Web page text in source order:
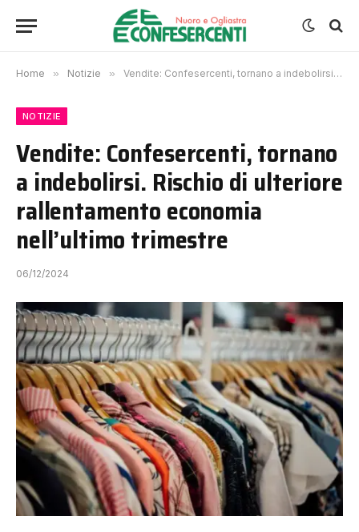
Home » Notizie » Vendite: Confesercenti, tornano a indebolirsi. Rischio di ulteriore rallentamento economia nell’ultimo trimestre
NOTIZIE
Vendite: Confesercenti, tornano
a indebolirsi. Rischio di ulteriore
rallentamento economia
nell’ultimo trimestre
06/12/2024